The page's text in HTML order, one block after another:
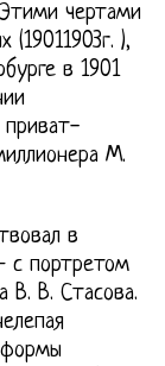
чертами
),
в 1901
приват-
М.
в
с портретом
В. В. Стасова.
формы